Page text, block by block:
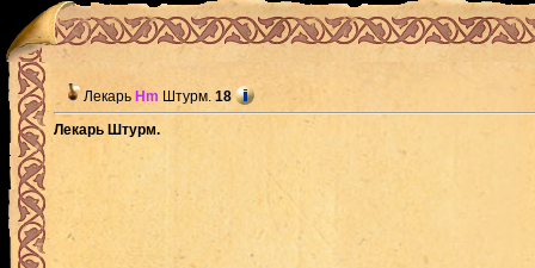
Лекарь Hm Штурм. 18
Лекарь Штурм.